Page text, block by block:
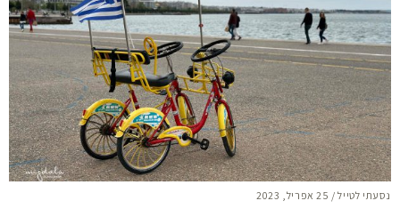
נסעתי לטייל/ 25 אפריל, 2023